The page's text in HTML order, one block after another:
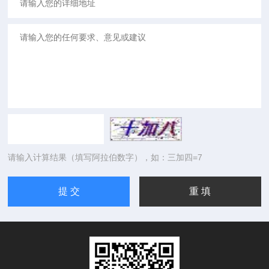
请输入计算结果（填写阿拉伯数字），如：三加四=7